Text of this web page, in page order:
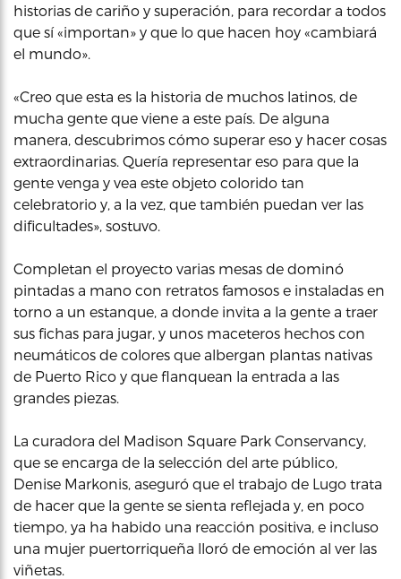
historias de cariño y superación, para recordar a todos
que sí «importan» y que lo que hacen hoy «cambiará
el mundo».
«Creo que esta es la historia de muchos latinos, de
mucha gente que viene a este país. De alguna
manera, descubrimos cómo superar eso y hacer cosas
extraordinarias. Quería representar eso para que la
gente venga y vea este objeto colorido tan
celebratorio y, a la vez, que también puedan ver las
dificultades», sostuvo.
Completan el proyecto varias mesas de dominó
pintadas a mano con retratos famosos e instaladas en
torno a un estanque, a donde invita a la gente a traer
sus fichas para jugar, y unos maceteros hechos con
neumáticos de colores que albergan plantas nativas
de Puerto Rico y que flanquean la entrada a las
grandes piezas.
La curadora del Madison Square Park Conservancy,
que se encarga de la selección del arte público,
Denise Markonis, aseguró que el trabajo de Lugo trata
de hacer que la gente se sienta reflejada y, en poco
tiempo, ya ha habido una reacción positiva, e incluso
una mujer puertorriqueña lloró de emoción al ver las
viñetas.